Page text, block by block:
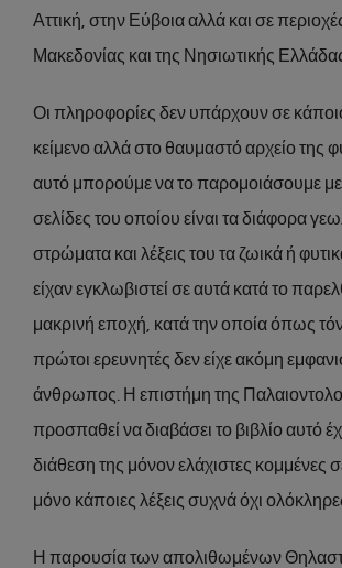
Αττική, στην Εύβοια αλλά και σε
Μακεδονίας και της Νησιωτικής
Οι πληροφορίες δεν υπάρχουν σε
κείμενο αλλά στο θαυμαστό αρχείο της
αυτό μπορούμε να το παρομοιάσουμε με
σελίδες του οποίου είναι τα διάφορα
στρώματα και λέξεις του τα ζωικά ή
είχαν εγκλωβιστεί σε αυτά κατά το
μακρινή εποχή, κατά την οποία όπως
πρώτοι ερευνητές δεν είχε ακόμη
άνθρωπος. Η επιστήμη της
προσπαθεί να διαβάσει το βιβλίο αυτό
διάθεση της μόνον ελάχιστες κομμένες
μόνο κάποιες λέξεις συχνά όχι
Η παρουσία των απολιθωμένων